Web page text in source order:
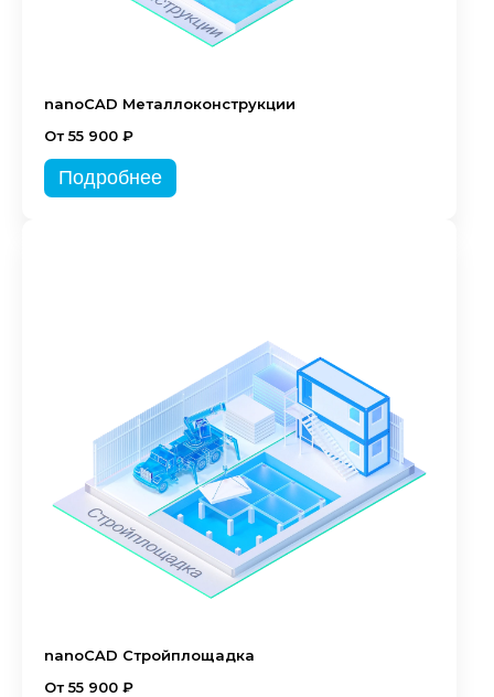
nanoCAD Металлоконструкции
От 55 900 ₽
Подробнее
nanoCAD Стройплощадка
От 55 900 ₽